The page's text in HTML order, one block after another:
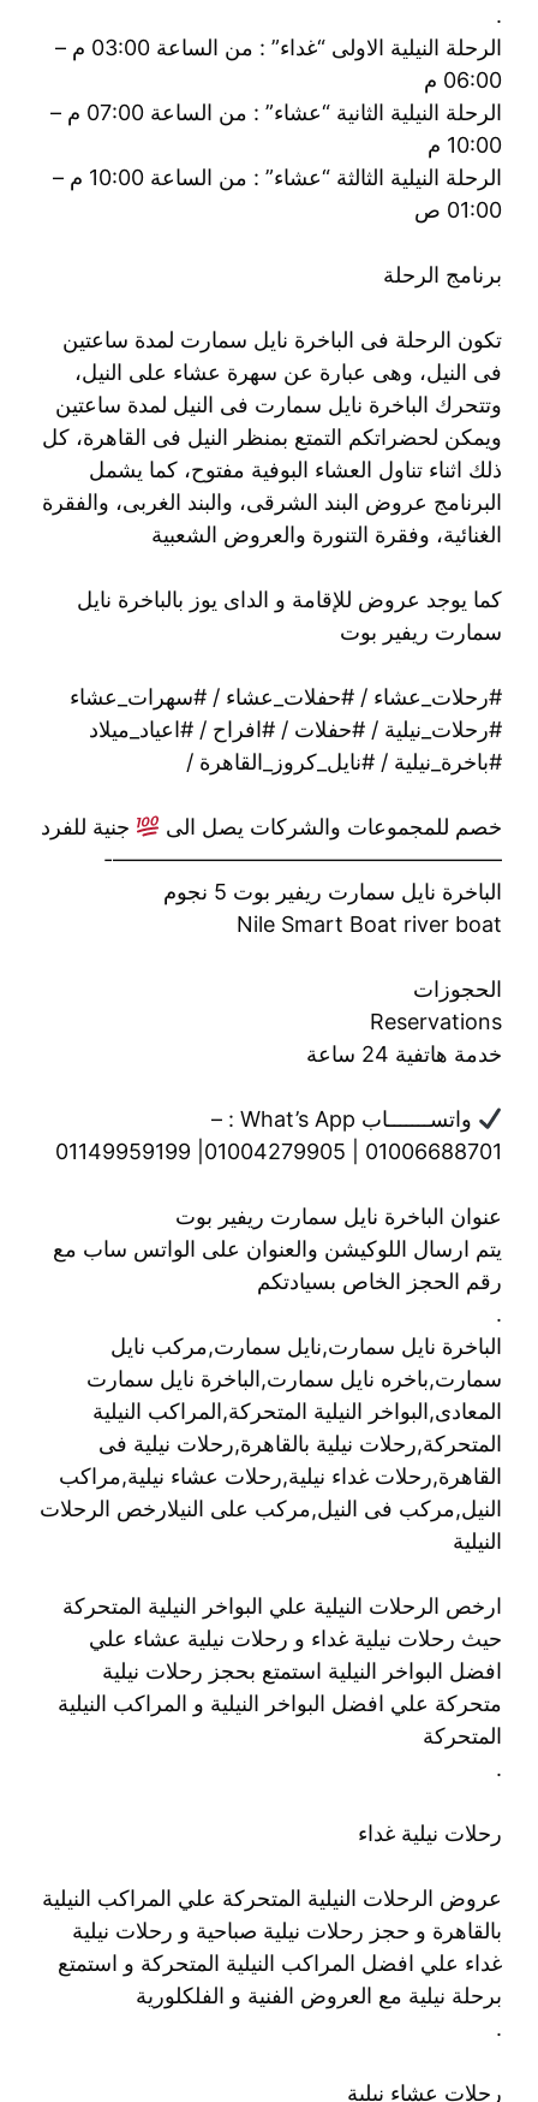
.
الرحلة النيلية الاولى “غداء” : من الساعة 03:00 م –
06:00 م
الرحلة النيلية الثانية “عشاء” : من الساعة 07:00 م –
10:00 م
الرحلة النيلية الثالثة “عشاء” : من الساعة 10:00 م –
01:00 ص
برنامج الرحلة
تكون الرحلة فى الباخرة نايل سمارت لمدة ساعتين
فى النيل، وهى عبارة عن سهرة عشاء على النيل،
وتتحرك الباخرة نايل سمارت فى النيل لمدة ساعتين
ويمكن لحضراتكم التمتع بمنظر النيل فى القاهرة، كل
ذلك اثناء تناول العشاء البوفية مفتوح، كما يشمل
البرنامج عروض البند الشرقى، والبند الغربى، والفقرة
الغنائية، وفقرة التنورة والعروض الشعبية
كما يوجد عروض للإقامة و الداى يوز بالباخرة نايل
سمارت ريفير بوت
#رحلات_عشاء / #حفلات_عشاء / #سهرات_عشاء
#رحلات_نيلية / #حفلات / #افراح / #اعياد_ميلاد
#باخرة_نيلية / #نايل_كروز_القاهرة /
خصم للمجموعات والشركات يصل الى
جنية للفرد
——————————————————-
الباخرة نايل سمارت ريفير بوت 5 نجوم
Nile Smart Boat river boat
الحجوزات
Reservations
خدمة هاتفية 24 ساعة
واتســـــــاب What’s App : –
01006688701 | 01004279905| 01149959199
عنوان الباخرة نايل سمارت ريفير بوت
يتم ارسال اللوكيشن والعنوان على الواتس ساب مع
رقم الحجز الخاص بسيادتكم
.
الباخرة نايل سمارت,نايل سمارت,مركب نايل
سمارت,باخره نايل سمارت,الباخرة نايل سمارت
المعادى,البواخر النيلية المتحركة,المراكب النيلية
المتحركة,رحلات نيلية بالقاهرة,رحلات نيلية فى
القاهرة,رحلات غداء نيلية,رحلات عشاء نيلية,مراكب
النيل,مركب فى النيل,مركب على النيلارخص الرحلات
النيلية
ارخص الرحلات النيلية علي البواخر النيلية المتحركة
حيث رحلات نيلية غداء و رحلات نيلية عشاء علي
افضل البواخر النيلية استمتع بحجز رحلات نيلية
متحركة علي افضل البواخر النيلية و المراكب النيلية
المتحركة
.
رحلات نيلية غداء
عروض الرحلات النيلية المتحركة علي المراكب النيلية
بالقاهرة و حجز رحلات نيلية صباحية و رحلات نيلية
غداء علي افضل المراكب النيلية المتحركة و استمتع
برحلة نيلية مع العروض الفنية و الفلكلورية
.
رحلات عشاء نيلية